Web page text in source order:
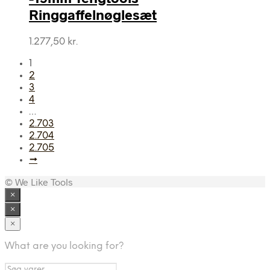
758,75 kr..736,50 kr..
Ringgaffelnøglesæt
1.277,50 kr.
1
2
3
4
…
2.703
2.704
2.705
→
© We Like Tools
×
×
×
What are you looking for?